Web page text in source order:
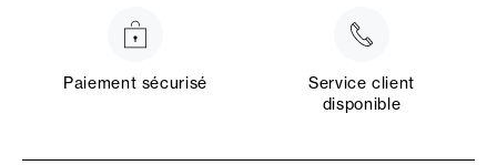
Paiement sécurisé
Service client
disponible